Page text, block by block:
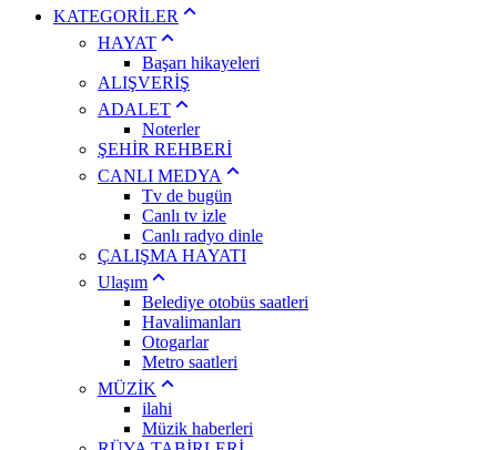
KATEGORİLER
HAYAT
Başarı hikayeleri
ALIŞVERİŞ
ADALET
Noterler
ŞEHİR REHBERİ
CANLI MEDYA
Tv de bugün
Canlı tv izle
Canlı radyo dinle
ÇALIŞMA HAYATI
Ulaşım
Belediye otobüs saatleri
Havalimanları
Otogarlar
Metro saatleri
MÜZİK
ilahi
Müzik haberleri